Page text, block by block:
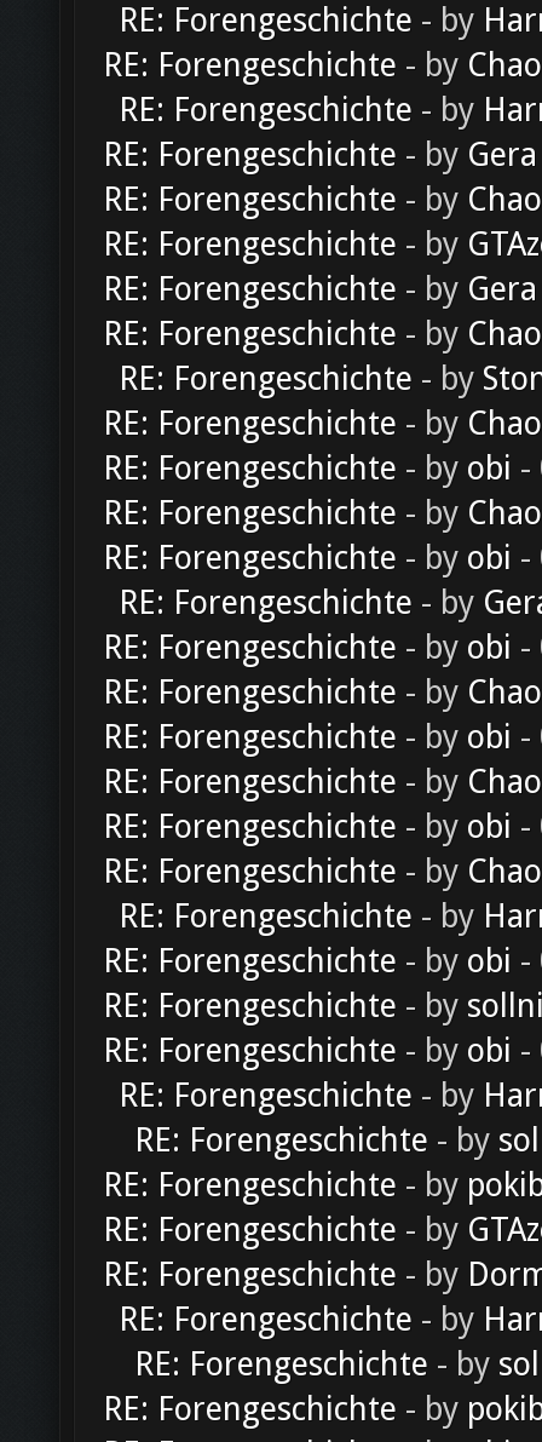
RE: Forengeschichte - by
RE: Forengeschichte - by
RE: Forengeschichte - by
RE: Forengeschichte - by Gera
RE: Forengeschichte - by
RE: Forengeschichte - by
RE: Forengeschichte - by Gera
RE: Forengeschichte - by
RE: Forengeschichte - by
RE: Forengeschichte - by
RE: Forengeschichte - by obi -
RE: Forengeschichte - by
RE: Forengeschichte - by obi -
RE: Forengeschichte - by
RE: Forengeschichte - by obi -
RE: Forengeschichte - by
RE: Forengeschichte - by obi -
RE: Forengeschichte - by
RE: Forengeschichte - by obi -
RE: Forengeschichte - by
RE: Forengeschichte - by
RE: Forengeschichte - by obi -
RE: Forengeschichte - by
RE: Forengeschichte - by obi -
RE: Forengeschichte - by
RE: Forengeschichte - by
RE: Forengeschichte - by
RE: Forengeschichte - by
RE: Forengeschichte - by
RE: Forengeschichte - by
RE: Forengeschichte - by
RE: Forengeschichte - by